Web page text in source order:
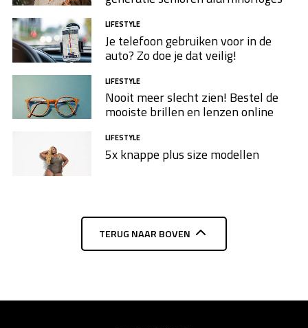
LIFESTYLE
Je telefoon gebruiken voor in de
auto? Zo doe je dat veilig!
LIFESTYLE
Nooit meer slecht zien! Bestel de
mooiste brillen en lenzen online
LIFESTYLE
5x knappe plus size modellen​
TERUG NAAR BOVEN